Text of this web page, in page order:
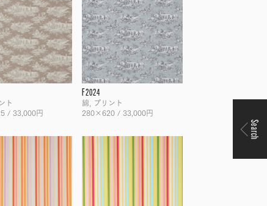
ト
/ 33,000円
F2024
綿, プリント
280×620 / 33,000円
Search